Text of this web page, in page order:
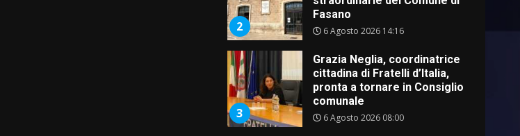
2
Fasano
6 Agosto 2026 14:16
3
Grazia Neglia, coordinatrice
cittadina di Fratelli d’Italia,
pronta a tornare in Consiglio
comunale
6 Agosto 2026 08:00